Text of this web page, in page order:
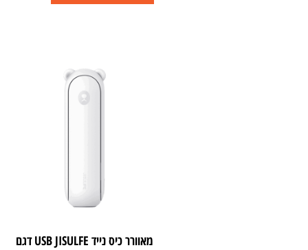
מאוורר כיס נייד USB JISULFE דגם